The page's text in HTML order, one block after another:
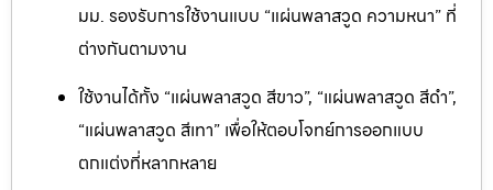
มม. รองรับการใช้งานแบบ “แผ่นพลาสวูด ความหนา” ที่
ต่างกันตามงาน
ใช้งานได้ทั้ง “แผ่นพลาสวูด สีขาว”, “แผ่นพลาสวูด สีดำ”,
“แผ่นพลาสวูด สีเทา” เพื่อให้ตอบโจทย์การออกแบบ
ตกแต่งที่หลากหลาย